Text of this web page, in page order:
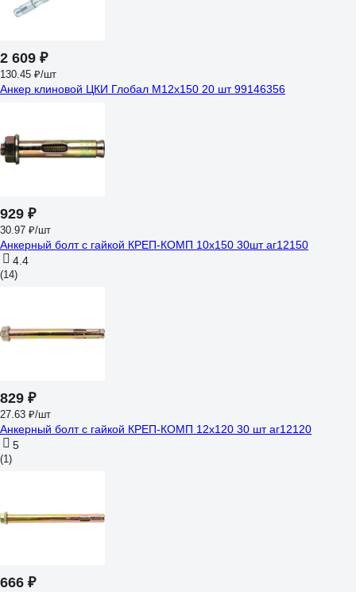
2 609 ₽
130.45 ₽/шт
Анкер клиновой ЦКИ Глобал М12х150 20 шт 99146356
929 ₽
30.97 ₽/шт
Анкерный болт с гайкой КРЕП-КОМП 10х150 30шт аг12150
4.4
(14)
829 ₽
27.63 ₽/шт
Анкерный болт с гайкой КРЕП-КОМП 12х120 30 шт аг12120
5
(1)
666 ₽